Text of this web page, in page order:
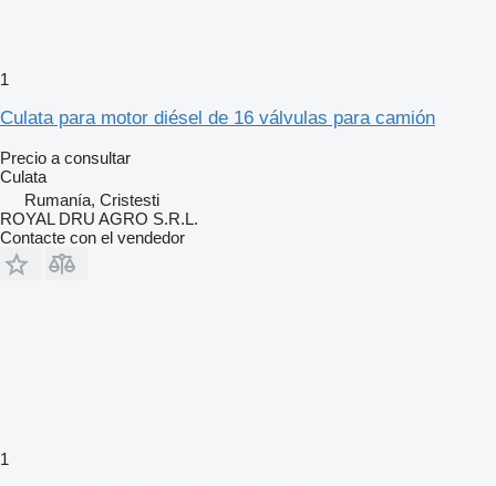
1
Culata para motor diésel de 16 válvulas para camión
Precio a consultar
Culata
Rumanía, Cristesti
ROYAL DRU AGRO S.R.L.
Contacte con el vendedor
1